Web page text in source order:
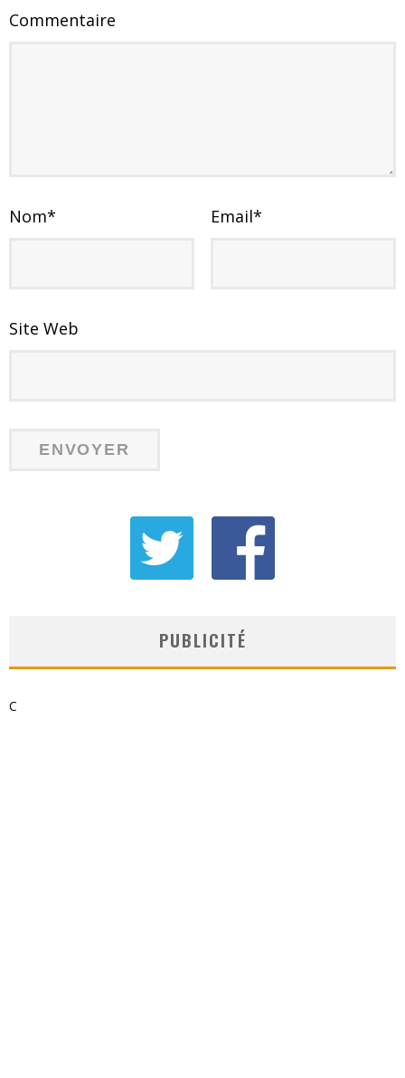
Commentaire
Nom* Email*
Site Web
PUBLICITÉ
C